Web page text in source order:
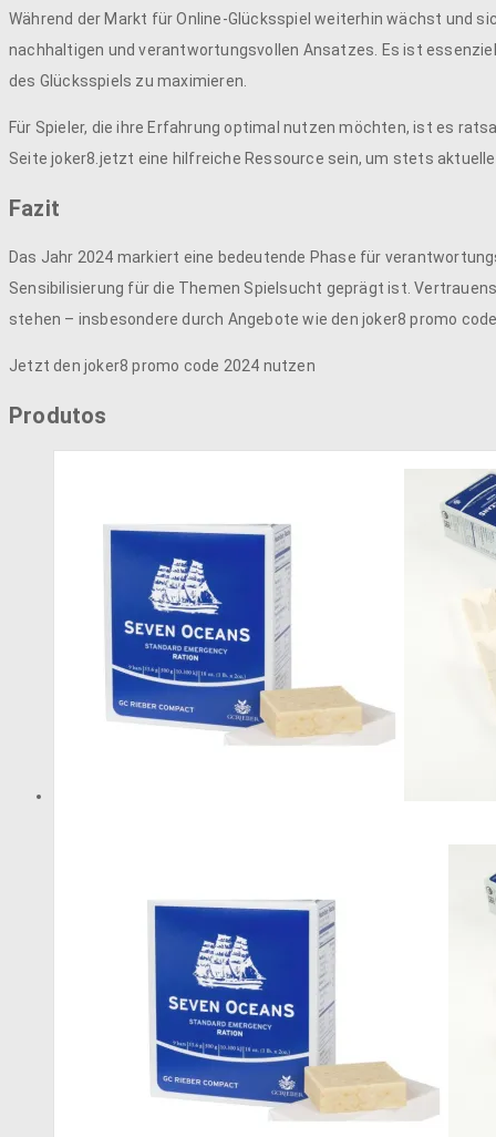
Während der Markt für Online-Glücksspiel weiterhin wächst und
nachhaltigen und verantwortungsvollen Ansatzes. Es ist
des Glücksspiels zu maximieren.
Für Spieler, die ihre Erfahrung optimal nutzen möchten, ist es
Seite joker8.jetzt eine hilfreiche Ressource sein, um stets
Fazit
Das Jahr 2024 markiert eine bedeutende Phase für
Sensibilisierung für die Themen Spielsucht geprägt ist.
stehen – insbesondere durch Angebote wie den joker8 promo
Jetzt den joker8 promo code 2024 nutzen
Produtos